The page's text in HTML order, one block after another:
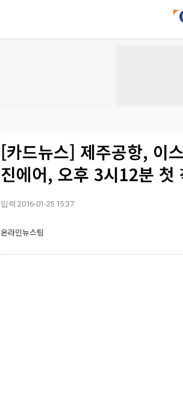
[카드뉴스] 제주공항, 이
진에어, 오후 3시12분 첫
입력 2016-01-25 15:37
온라인뉴스팀